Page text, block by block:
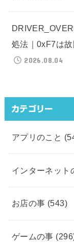
処法｜0xF7は
2026.08.04
カテゴリー
アプリのこと
インターネット
お店の事 (543)
ゲームの事